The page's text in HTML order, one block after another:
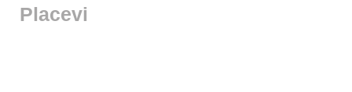
Placevi